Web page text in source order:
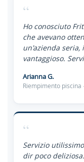
“
Ho conosciuto
che avevano
un'azienda
vantaggioso.
Arianna G.
Riempimento piscina
“
Servizio
dir poco deliziosa.